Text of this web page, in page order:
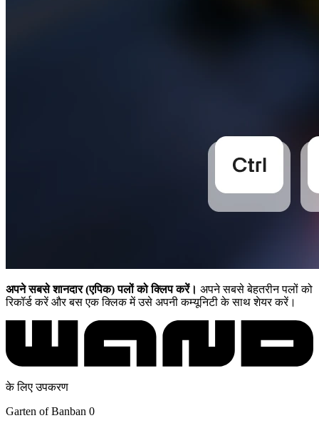
अपने सबसे शानदार (एपिक) पलों को क्लिप करें। अपने सबसे बेहतरीन पलों को
रिकॉर्ड करें और बस एक क्लिक में उसे अपनी कम्यूनिटी के साथ शेयर करें।
के लिए उपकरण
Garten of Banban 0